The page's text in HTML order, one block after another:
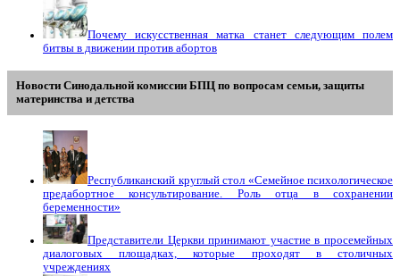
Почему искусственная матка станет следующим полем
битвы в движении против абортов
Новости Синодальной комиссии БПЦ по вопросам семьи, защиты
материнства и детства
Республиканский круглый стол «Семейное психологическое
предабортное консультирование. Роль отца в сохранении
беременности»
Представители Церкви принимают участие в просемейных
диалоговых площадках, которые проходят в столичных
учреждениях